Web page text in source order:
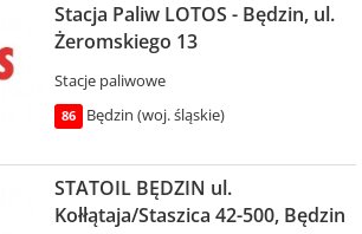
Stacja Paliw LOTOS - Będzin, ul.
Żeromskiego 13
Stacje paliwowe
86 Będzin (woj. śląskie)
STATOIL BĘDZIN ul.
Kołłątaja/Staszica 42-500, Będzin